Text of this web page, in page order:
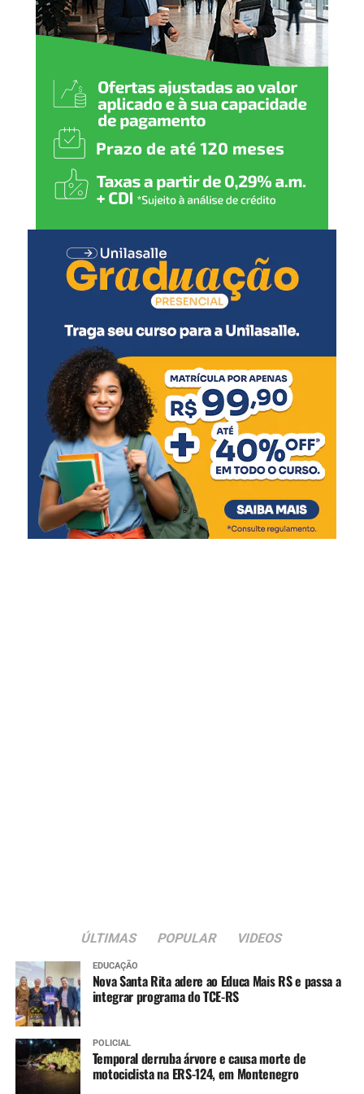
O prazo para saque seguirá até o último dia útil bancário
do ano, conforme as regras estabelecidas pelo Banco
Central, que define a data-limite para retirada dos
ÚLTIMAS POPULAR VIDEOS
EDUCAÇÃO
Nova Santa Rita adere ao Educa Mais RS e passa a
integrar programa do TCE-RS
POLICIAL
Temporal derruba árvore e causa morte de
motociclista na ERS-124, em Montenegro